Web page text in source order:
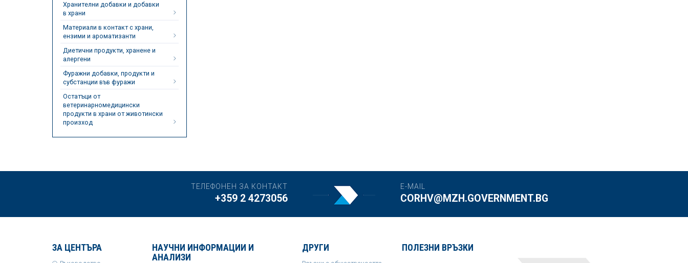
Хранителни добавки и добавки
в храни
Материали в контакт с храни,
ензими и ароматизанти
Диетични продукти, хранене и
алергени
Фуражни добавки, продукти и
субстанции във фуражи
Остатъци от
ветеринарномедицински
продукти в храни от животински
произход
ТЕЛЕФОНЕН ЗА КОНТАКТ
+359 2 4273056
E-MAIL
CORHV@MZH.GOVERNMENT.BG
ЗА ЦЕНТЪРА
НАУЧНИ ИНФОРМАЦИИ И
АНАЛИЗИ
ДРУГИ ПОЛЕЗНИ ВРЪЗКИ